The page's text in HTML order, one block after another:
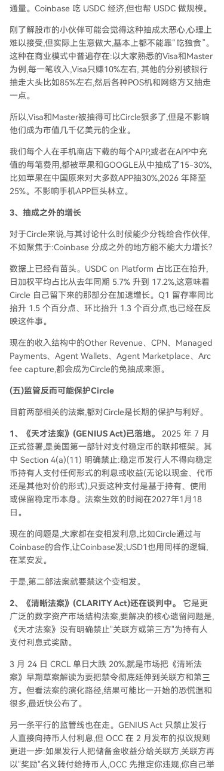
通量。Coinbase 吃 USDC 经济,但也帮 USDC 做规模。
刚了解股市的小伙伴可能会觉得这种抽成太恶心,心理上
难以接受,但实际上生意做大,基本上都不能靠“吃独食”。
这种在商业模式中普遍存在:以大家熟悉的Visa和Master
为例,每一笔收入,Visa只赚10%左右, 其他的分别被银行
抽走大头比如85%左右,然后各种POS机和网络方又抽走
一点。
所以,Visa和Master被抽得可比Circle狠多了,但是不影响
他们成为市值几千亿美元的企业。
我们每个人在手机商店下载的每个APP,或者在APP中充
值的每笔费用,都被苹果和GOOGLE从中抽成了15-30%,
比如苹果在中国原来对大多数APP抽30%,2026 年降至
25%。不影响手机APP巨头林立。
3、抽成之外的增长
对于Circle来说,与其讨论什么时候能少分钱给合作伙伴,
不如聚焦于:Coinbase 分成之外的地方能不能大力增长?
数据上已经有苗头。USDC on Platform 占比正在抬升,
日加权平均占比从去年同期 5.7% 升到 17.2%,这意味着
Circle 自己留下来的那部分在加速增长。Q1 留存率同比
抬升 1.5 个百分点、环比抬升 1.3 个百分点,也已经在反
映这件事。
现在的收入结构中的Other Revenue、CPN、Managed
Payments、Agent Wallets、Agent Marketplace、Arc
fee capture,都会成为Circle的免抽成来源。
(五)监管反而可能保护Circle
目前两部相关的法案,都对Circle是长期的保护与利好。
1、《天才法案》(GENIUS Act)已落地。
2025 年 7 月
正式签署,是美国第一部针对支付稳定币的联邦框架。其
中 Section 4(a)(11) 明确禁止:稳定币发行人不得向稳定
币持有人支付任何形式的利息或收益(无论以现金、代币
还是其他对价的形式),只要这种支付是基于持有、使用
或保留稳定币本身。法案生效的时间在2027年1月18
日。
现在的问题是,大家都在变相发利息,比如Circle通过与
Coinbase的合作,让Coinbase发;USD1也用同样的逻辑,
在某安发。
于是,第二部法案就要禁这个变相发。
2、《清晰法案》(CLARITY Act)还在谈判中。
它是更
广泛的数字资产市场结构法案,要解决的核心遗留问题是,
《天才法案》没有明确禁止"关联方或第三方"为持有人
支付利息式奖励。
3 月 24 日 CRCL 单日大跌 20%,就是市场把《清晰法
案》早期草案解读为要把禁令彻底延伸到关联方和第三
方。但看法案的演化路径,结果可能比一开始的恐慌温和
很多,最近快公布了。
另一条平行的监管线也在走。GENIUS Act 只禁止发行
人直接向持币人付利息,但 OCC 在 2 月发布的拟议规则
更进一步:如果发行人把储备金收益分给关联方,关联方再
以"奖励"名义转付给持币人,OCC 先推定你违规,你自己举